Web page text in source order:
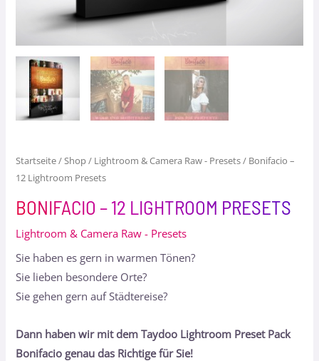
Startseite/ Shop/ Lightroom & Camera Raw - Presets/ Bonifacio –
12 Lightroom Presets
BONIFACIO – 12 LIGHTROOM PRESETS
Lightroom & Camera Raw - Presets
Sie haben es gern in warmen Tönen?
Sie lieben besondere Orte?
Sie gehen gern auf Städtereise?
Dann haben wir mit dem Taydoo Lightroom Preset Pack
Bonifacio genau das Richtige für Sie!